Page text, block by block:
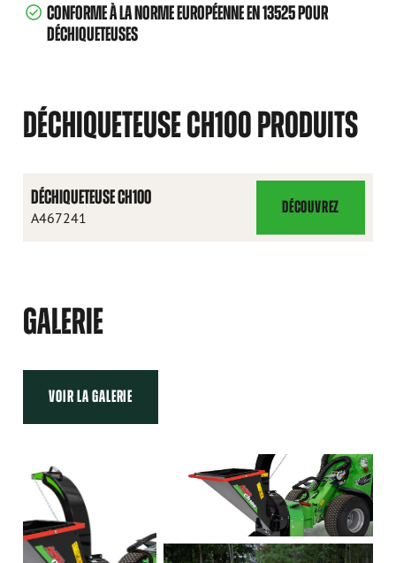
CONFORME À LA NORME EUROPÉENNE EN 13525 POUR
DÉCHIQUETEUSES
DÉCHIQUETEUSE CH100 PRODUITS
DÉCHIQUETEUSE CH100
A467241
DÉCOUVREZ
DÉCHIQUETEUSE
CH100
GALERIE
VOIR LA GALERIE